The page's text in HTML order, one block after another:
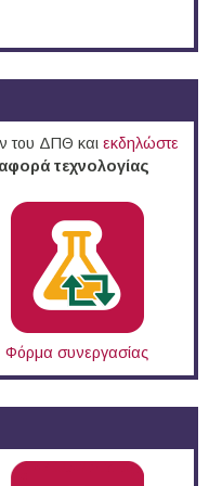
του ΔΠΘ και εκδηλώστε
τεχνολογίας
Φόρμα συνεργασίας